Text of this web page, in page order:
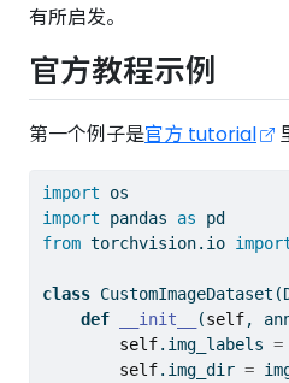
有所启发。
官方教程示例
第一个例子是官方 tutorial
import os
import pandas as pd
from torchvision.io
class
def
__init__ (self,
self.img_labels =
self.img_dir =